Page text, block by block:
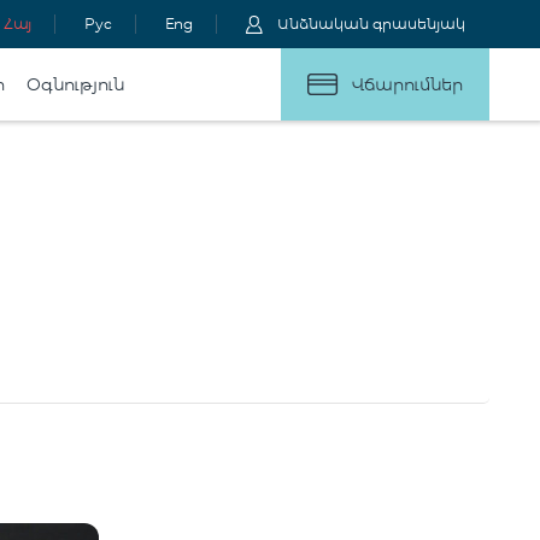
Հայ Рус Eng Անձնական գրասենյակ
Օգնություն Վճարումներ